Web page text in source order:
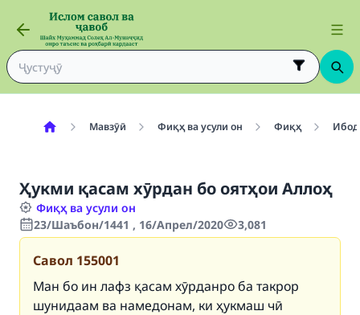
Мавзӯӣ Фиқҳ ва усули он Фиқҳ
Ҳукми қасам хӯрдан бо оятҳои Аллоҳ
Фиқҳ ва усули он
23/Шаъбон/1441 , 16/Апрел/2020
3,081
Савол 155001
Ман бо ин лафз қасам хӯрданро ба такрор
шунидаам ва намедонам, ки ҳукмаш чӣ